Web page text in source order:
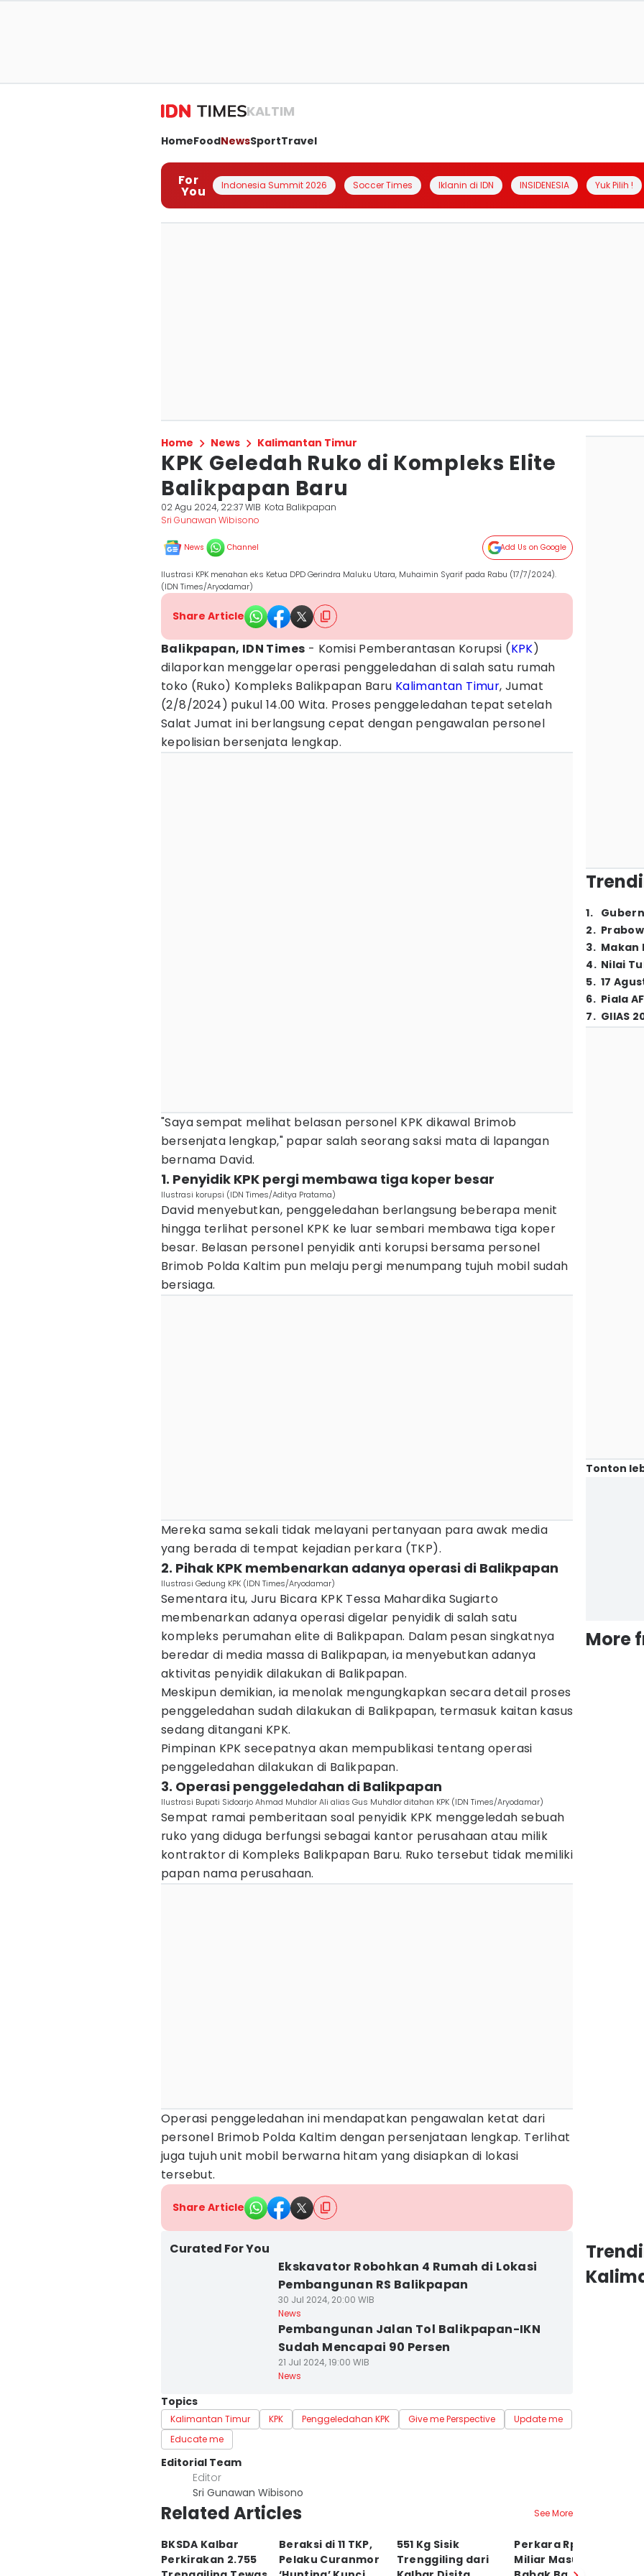
KALTIM
HomeFoodNewsSportTravel
For
You Indonesia Summit 2026 Soccer Times Iklanin di IDN INSIDENESIA Yuk Pilih !
Home News Kalimantan Timur
KPK Geledah Ruko di Kompleks Elite
Balikpapan Baru
02 Agu 2024, 22:37 WIB Kota Balikpapan
Sri Gunawan Wibisono
News Channel Add Us on Google
Ilustrasi KPK menahan eks Ketua DPD Gerindra Maluku Utara, Muhaimin Syarif pada Rabu (17/7/2024).
(IDN Times/Aryodamar)
Share Article
Balikpapan, IDN Times - Komisi Pemberantasan Korupsi (KPK)
dilaporkan menggelar operasi penggeledahan di salah satu rumah
toko (Ruko) Kompleks Balikpapan Baru Kalimantan Timur, Jumat
(2/8/2024) pukul 14.00 Wita. Proses penggeledahan tepat setelah
Salat Jumat ini berlangsung cepat dengan pengawalan personel
kepolisian bersenjata lengkap.
"Saya sempat melihat belasan personel KPK dikawal Brimob
bersenjata lengkap," papar salah seorang saksi mata di lapangan
bernama David.
1. Penyidik KPK pergi membawa tiga koper besar
Ilustrasi korupsi (IDN Times/Aditya Pratama)
David menyebutkan, penggeledahan berlangsung beberapa menit
hingga terlihat personel KPK ke luar sembari membawa tiga koper
besar. Belasan personel penyidik anti korupsi bersama personel
Brimob Polda Kaltim pun melaju pergi menumpang tujuh mobil sudah
bersiaga.
Mereka sama sekali tidak melayani pertanyaan para awak media
yang berada di tempat kejadian perkara (TKP).
2. Pihak KPK membenarkan adanya operasi di Balikpapan
Ilustrasi Gedung KPK (IDN Times/Aryodamar)
Sementara itu, Juru Bicara KPK Tessa Mahardika Sugiarto
membenarkan adanya operasi digelar penyidik di salah satu
kompleks perumahan elite di Balikpapan. Dalam pesan singkatnya
beredar di media massa di Balikpapan, ia menyebutkan adanya
aktivitas penyidik dilakukan di Balikpapan.
Meskipun demikian, ia menolak mengungkapkan secara detail proses
penggeledahan sudah dilakukan di Balikpapan, termasuk kaitan kasus
sedang ditangani KPK.
Pimpinan KPK secepatnya akan mempublikasi tentang operasi
penggeledahan dilakukan di Balikpapan.
3. Operasi penggeledahan di Balikpapan
Ilustrasi Bupati Sidoarjo Ahmad Muhdlor Ali alias Gus Muhdlor ditahan KPK (IDN Times/Aryodamar)
Sempat ramai pemberitaan soal penyidik KPK menggeledah sebuah
ruko yang diduga berfungsi sebagai kantor perusahaan atau milik
kontraktor di Kompleks Balikpapan Baru. Ruko tersebut tidak memiliki
papan nama perusahaan.
Operasi penggeledahan ini mendapatkan pengawalan ketat dari
personel Brimob Polda Kaltim dengan persenjataan lengkap. Terlihat
juga tujuh unit mobil berwarna hitam yang disiapkan di lokasi
tersebut.
Share Article
Curated For You
Ekskavator Robohkan 4 Rumah di Lokasi
Pembangunan RS Balikpapan
30 Jul 2024, 20:00 WIB
News
Pembangunan Jalan Tol Balikpapan-IKN
Sudah Mencapai 90 Persen
21 Jul 2024, 19:00 WIB
News
Topics
Kalimantan Timur KPK Penggeledahan KPK Give me Perspective
Update me
Educate me
Editorial Team
Editor
Sri Gunawan Wibisono
Related Articles See More
BKSDA Kalbar
Perkirakan 2.755
Beraksi di 11 TKP,
Pelaku Curanmor
551 Kg Sisik
Trenggiling dari
Perkara Rp20
Miliar Masuk
1.
2.
3. Makan
4. Nilai
5. 17
6. Piala
7. GIIAS
Tonton
More